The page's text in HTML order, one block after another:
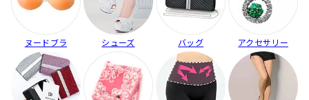
ヌードブラ シューズ バッグ アクセサリー